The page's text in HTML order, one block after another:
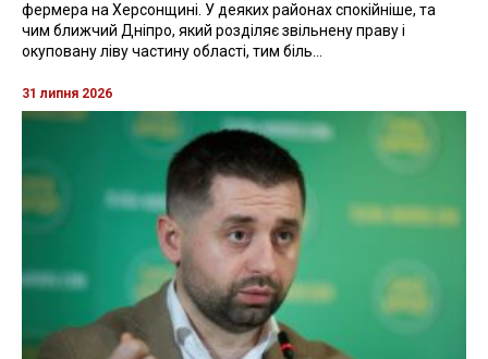
фермера на Херсонщині. У деяких районах спокійніше, та
чим ближчий Дніпро, який розділяє звільнену праву і
окуповану ліву частину області, тим біль...
31 липня 2026